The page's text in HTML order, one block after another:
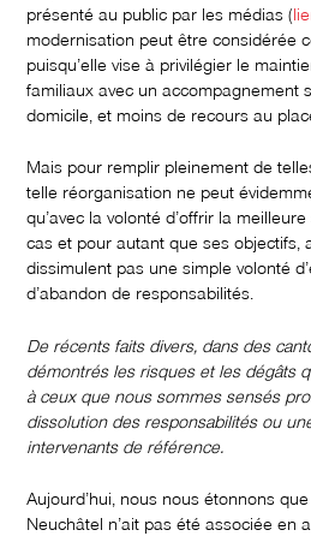
présenté au public par les médias (
modernisation peut être considérée
puisqu’elle vise à privilégier le
familiaux avec un accompagnement
domicile, et moins de recours au
Mais pour remplir pleinement de
telle réorganisation ne peut
qu’avec la volonté d’offrir la
cas et pour autant que ses objectifs,
dissimulent pas une simple volonté
d’abandon de responsabilités.
De récents faits divers, dans des
démontrés les risques et les dégâts
à ceux que nous sommes sensés
dissolution des responsabilités ou
intervenants de référence.
Aujourd’hui, nous nous étonnons
Neuchâtel n’ait pas été associée en